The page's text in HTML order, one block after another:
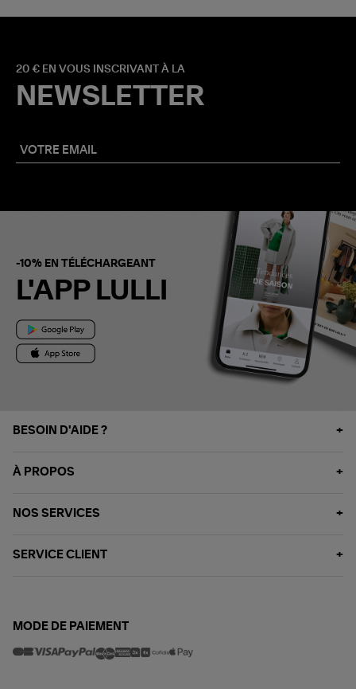
20 € EN VOUS INSCRIVANT À LA
NEWSLETTER
-10% EN TÉLÉCHARGEANT
L'APP LULLI
BESOIN D'AIDE ?
À PROPOS
NOS SERVICES
SERVICE CLIENT
MODE DE PAIEMENT